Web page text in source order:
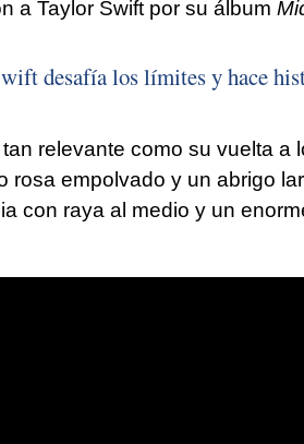
a Taylor Swift por su álbum
desafía los límites y hace
relevante como su vuelta a
rosa empolvado y un abrigo
con raya al medio y un